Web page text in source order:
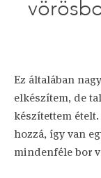
Ez általában
elkészítem, de
készítettem
hozzá, így van
mindenféle bor